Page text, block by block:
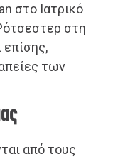
στο Ιατρικό
στη
επίσης,
των
από τους